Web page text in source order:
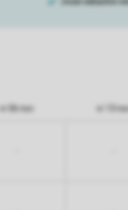
vr 06 nov vr 13 nov